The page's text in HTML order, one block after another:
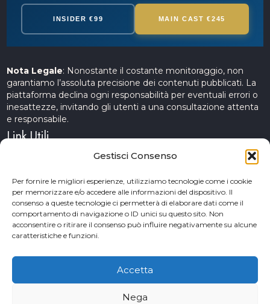
Gestisci Consenso
Per fornire le migliori esperienze, utilizziamo tecnologie come i cookie
per memorizzare e/o accedere alle informazioni del dispositivo. Il
consenso a queste tecnologie ci permetterà di elaborare dati come il
comportamento di navigazione o ID unici su questo sito. Non
acconsentire o ritirare il consenso può influire negativamente su alcune
caratteristiche e funzioni.
Accetta
Nega
INSIDER €99 MAIN CAST €245
Nota Legale: Nonostante il costante monitoraggio, non
garantiamo l’assoluta precisione dei contenuti pubblicati. La
piattaforma declina ogni responsabilità per eventuali errori o
inesattezze, invitando gli utenti a una consultazione attenta
e responsabile.
Link Utili
Servizi Cinematografici
CercAttori
Accademia Arte e Spettacolo